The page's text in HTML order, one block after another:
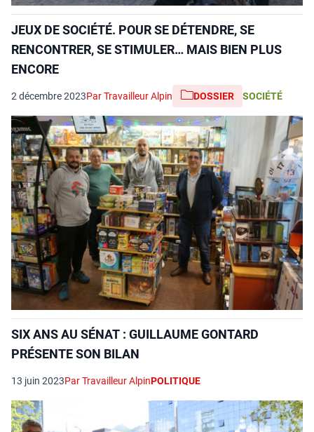
JEUX DE SOCIÉTÉ. POUR SE DÉTENDRE, SE
RENCONTRER, SE STIMULER… MAIS BIEN PLUS
ENCORE
2 décembre 2023Par Travailleur Alpin DOSSIER SOCIÉTÉ
SIX ANS AU SÉNAT : GUILLAUME GONTARD
PRÉSENTE SON BILAN
13 juin 2023Par Travailleur AlpinPOLITIQUE